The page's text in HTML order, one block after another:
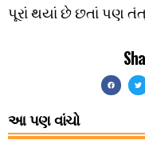
પૂરાં થયાં છે છતાં પણ
આ પણ વાંચો